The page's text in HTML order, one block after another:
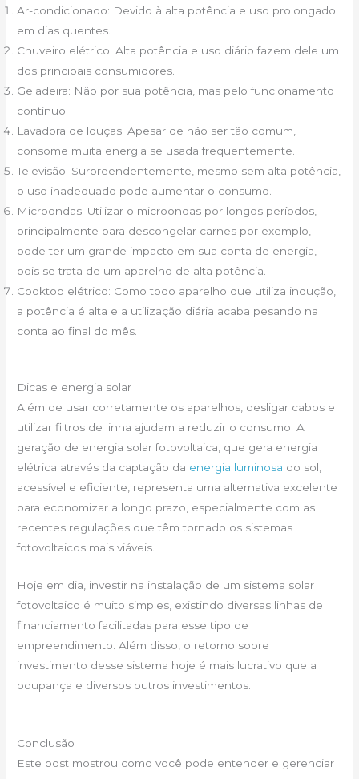
Ar-condicionado: Devido à alta potência e uso prolongado
em dias quentes.
Chuveiro elétrico: Alta potência e uso diário fazem dele um
dos principais consumidores.
Geladeira: Não por sua potência, mas pelo funcionamento
contínuo.
Lavadora de louças: Apesar de não ser tão comum,
consome muita energia se usada frequentemente.
Televisão: Surpreendentemente, mesmo sem alta potência,
o uso inadequado pode aumentar o consumo.
Microondas: Utilizar o microondas por longos períodos,
principalmente para descongelar carnes por exemplo,
pode ter um grande impacto em sua conta de energia,
pois se trata de um aparelho de alta potência.
Cooktop elétrico: Como todo aparelho que utiliza indução,
a potência é alta e a utilização diária acaba pesando na
conta ao final do mês.
Dicas e energia solar
Além de usar corretamente os aparelhos, desligar cabos e
utilizar filtros de linha ajudam a reduzir o consumo. A
geração de energia solar fotovoltaica, que gera energia
elétrica através da captação da energia luminosa do sol,
acessível e eficiente, representa uma alternativa excelente
para economizar a longo prazo, especialmente com as
recentes regulações que têm tornado os sistemas
fotovoltaicos mais viáveis.
Hoje em dia, investir na instalação de um sistema solar
fotovoltaico é muito simples, existindo diversas linhas de
financiamento facilitadas para esse tipo de
empreendimento. Além disso, o retorno sobre
investimento desse sistema hoje é mais lucrativo que a
poupança e diversos outros investimentos.
Conclusão
Este post mostrou como você pode entender e gerenciar